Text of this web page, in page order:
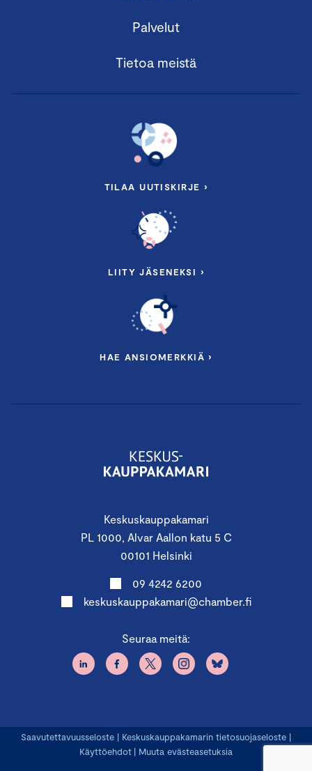
Keskuskauppakamari
PL 1000, Alvar Aallon katu 5 C
00101 Helsinki
09 4242 6200
keskuskauppakamari@chamber.fi
Seuraa meitä:
Palvelut
Tietoa meistä
TILAA UUTISKIRJE ›
LIITY JÄSENEKSI ›
HAE ANSIOMERKKIÄ ›
Saavutettavuusseloste | Keskuskauppakamarin tietosuojaseloste |
Käyttöehdot | Muuta evästeasetuksia